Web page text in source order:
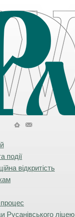
події
відкритість
Русанівського ліцею